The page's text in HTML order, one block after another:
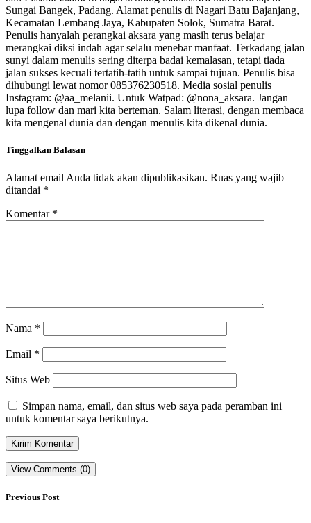
Sungai Bangek, Padang. Alamat penulis di Nagari Batu Bajanjang,
Kecamatan Lembang Jaya, Kabupaten Solok, Sumatra Barat.
Penulis hanyalah perangkai aksara yang masih terus belajar
merangkai diksi indah agar selalu menebar manfaat. Terkadang jalan
sunyi dalam menulis sering diterpa badai kemalasan, tetapi tiada
jalan sukses kecuali tertatih-tatih untuk sampai tujuan. Penulis bisa
dihubungi lewat nomor 085376230518. Media sosial penulis
Instagram: @aa_melanii. Untuk Watpad: @nona_aksara. Jangan
lupa follow dan mari kita berteman. Salam literasi, dengan membaca
kita mengenal dunia dan dengan menulis kita dikenal dunia.
Tinggalkan Balasan
Alamat email Anda tidak akan dipublikasikan. Ruas yang wajib
ditandai *
Komentar *
Nama *
Email *
Situs Web
Simpan nama, email, dan situs web saya pada peramban ini
untuk komentar saya berikutnya.
View Comments (0)
Previous Post